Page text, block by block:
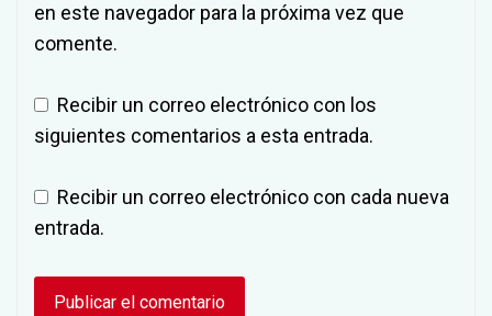
en este navegador para la próxima vez que
comente.
Recibir un correo electrónico con los
siguientes comentarios a esta entrada.
Recibir un correo electrónico con cada nueva
entrada.